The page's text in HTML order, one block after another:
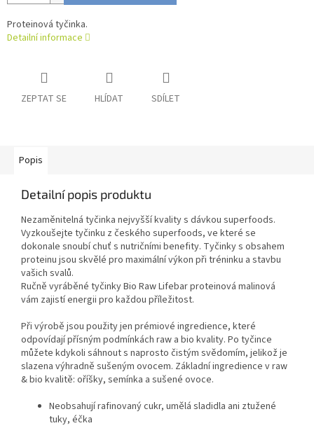
Proteinová tyčinka.
Detailní informace
ZEPTAT SE HLÍDAT SDÍLET
Popis
Detailní popis produktu
Nezaměnitelná tyčinka nejvyšší kvality s dávkou superfoods.
Vyzkoušejte tyčinku z českého superfoods, ve které se
dokonale snoubí chuť s nutričními benefity. Tyčinky s obsahem
proteinu jsou skvělé pro maximální výkon při tréninku a stavbu
vašich svalů.
Ručně vyráběné tyčinky Bio Raw Lifebar proteinová malinová
vám zajistí energii pro každou příležitost.
Při výrobě jsou použity jen prémiové ingredience, které
odpovídají přísným podmínkách raw a bio kvality. Po tyčince
můžete kdykoli sáhnout s naprosto čistým svědomím, jelikož je
slazena výhradně sušeným ovocem. Základní ingredience v raw
& bio kvalitě: oříšky, semínka a sušené ovoce.
Neobsahují rafinovaný cukr, umělá sladidla ani ztužené
tuky, éčka